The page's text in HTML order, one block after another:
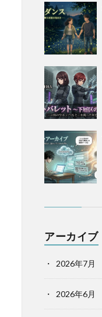
アーカイブ
2026年7月
2026年6月